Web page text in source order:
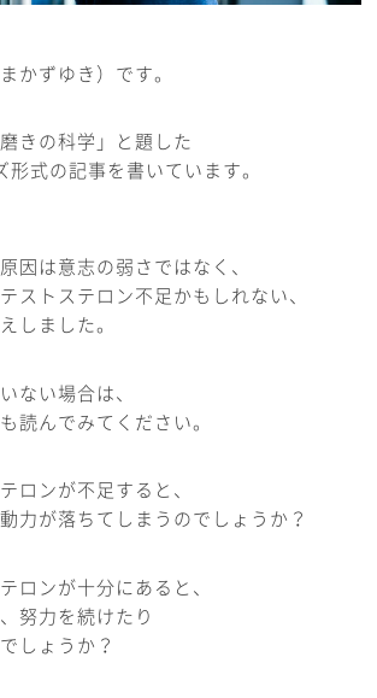
かずゆき）です。
きの科学」と題した
式の記事を書いています。
因は意志の弱さではなく、
ストステロン不足かもしれない、
しました。
ない場合は、
読んでみてください。
ロンが不足すると、
力が落ちてしまうのでしょうか？
ロンが十分にあると、
努力を続けたり
しょうか？